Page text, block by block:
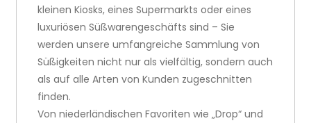
kleinen Kiosks, eines Supermarkts oder eines
luxuriösen Süßwarengeschäfts sind – Sie
werden unsere umfangreiche Sammlung von
Süßigkeiten nicht nur als vielfältig, sondern auch
als auf alle Arten von Kunden zugeschnitten
finden.
Von niederländischen Favoriten wie „Drop“ und